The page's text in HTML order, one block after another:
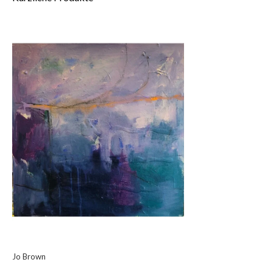
Jo Brown